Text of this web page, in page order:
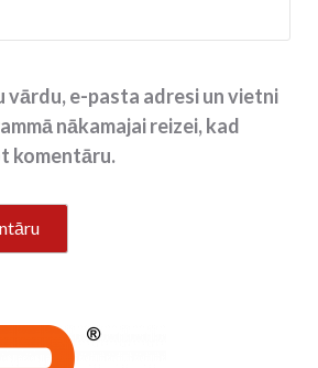
vārdu, e-pasta adresi un vietni
nākamajai reizei, kad
komentāru.